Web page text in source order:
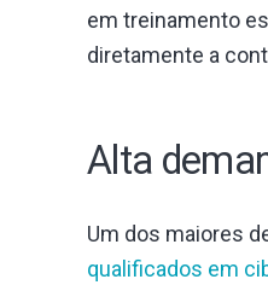
em treinamento
diretamente a
Alta
Um dos maiores
qualificados em